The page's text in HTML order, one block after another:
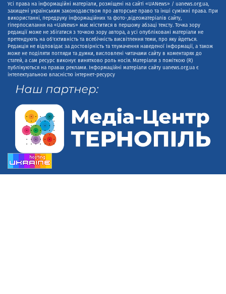
Усі права на інформаційні матеріали, розміщені на сайті «UANews» / uanews.org.ua,
захищені українським законодавством про авторське право та інші суміжні права. При
використанні, передруку інформаційних та фото-,відеоматеріалів сайту,
гіперпосилання на «UaNews» має міститися в першому абзаці тексту. Точка зору
редакції може не збігатися з точкою зору автора, а усі опубліковані матеріали не
претендують на об'єктивність та всебічність висвітлення теми, про яку йдеться.
Редакція не відповідає за достовірність та тлумачення наведеної інформації, а також
може не поділяти погляди та думки, висловлені читачами сайту в коментарях до
статей, а сам ресурс виконує винятково роль носія. Матеріали з поміткою (R)
публікуються на правах реклами. Інформаційні матеріали сайту uanews.org.ua є
інтелектуальною власністю інтернет-ресурсу